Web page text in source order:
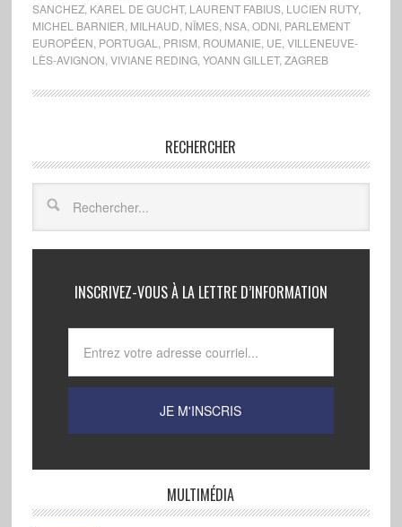
SANCHEZ, KAREL DE GUCHT, LAURENT FABIUS, LUCIEN RUTY,
MICHEL BARNIER MILHAUD NÎMES, NSA, ODNI, PARLEMENT
EUROPÉEN PORTUGAL PRISM ROUMANIE UE VILLENEUVE-
LÈS-AVIGNON VIVIANE REDING, YOANN GILLET, ZAGREB
RECHERCHER
INSCRIVEZ-VOUS À LA LETTRE D’INFORMATION
MULTIMÉDIA